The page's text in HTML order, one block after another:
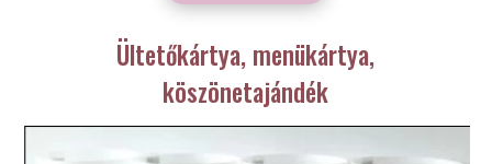
Ültetőkártya, menükártya,
köszönetajándék